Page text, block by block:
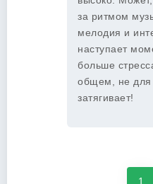
за ритмом
мелодия и
наступает
больше
общем, не для
затягивает!
1